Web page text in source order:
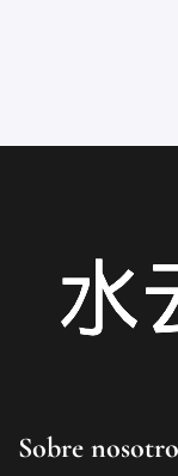
Sobre